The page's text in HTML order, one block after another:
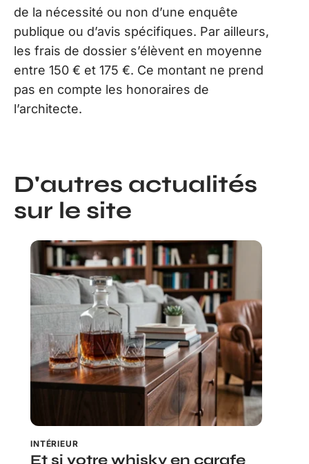
de la nécessité ou non d’une enquête
publique ou d’avis spécifiques. Par ailleurs,
les frais de dossier s’élèvent en moyenne
entre 150 € et 175 €. Ce montant ne prend
pas en compte les honoraires de
l’architecte.
D'autres actualités
sur le site
INTÉRIEUR
Et si votre whisky en carafe